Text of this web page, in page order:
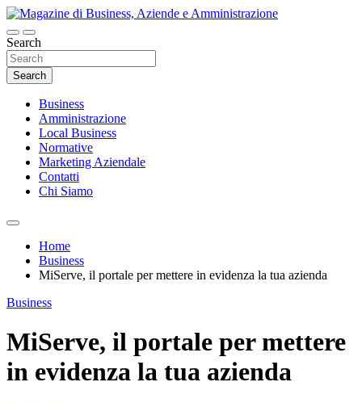
Skip
to
content
Magazine di Business, Aziende e
Amministrazione
Search
Search
Business
Amministrazione
Local Business
Normative
Marketing Aziendale
Contatti
Chi Siamo
Home
Business
MiServe, il portale per mettere in evidenza la tua azienda
Business
MiServe, il portale per mettere
in evidenza la tua azienda